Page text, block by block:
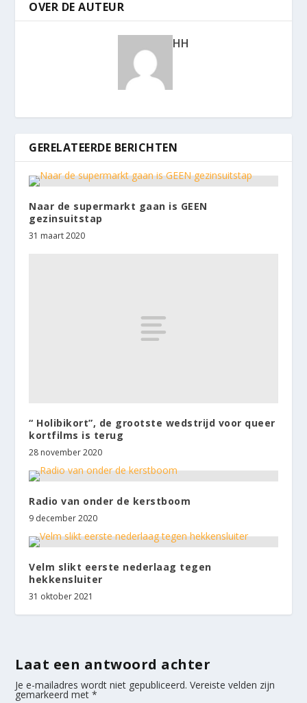
OVER DE AUTEUR
HH
GERELATEERDE BERICHTEN
Naar de supermarkt gaan is GEEN
gezinsuitstap
31 maart 2020
“ Holibikort”, de grootste wedstrijd voor queer
kortfilms is terug
28 november 2020
Radio van onder de kerstboom
9 december 2020
Velm slikt eerste nederlaag tegen
hekkensluiter
31 oktober 2021
Laat een antwoord achter
Je e-mailadres wordt niet gepubliceerd. Vereiste velden zijn
gemarkeerd met*